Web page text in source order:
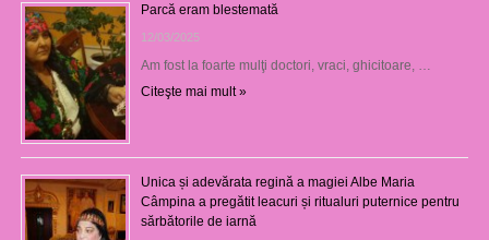
Parcă eram blestemată
12/03/2025
Am fost la foarte mulţi doctori, vraci, ghicitoare, …
Citeşte mai mult »
Unica și adevărata regină a magiei Albe Maria
Câmpina a pregătit leacuri și ritualuri puternice pentru
sărbătorile de iarnă